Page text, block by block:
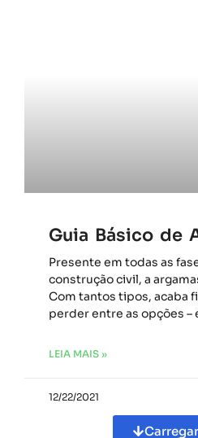
Guia Básico de
Presente em todas as
construção civil, a
Com tantos tipos, acaba
perder entre as opções –
LEIA MAIS »
12/22/2021